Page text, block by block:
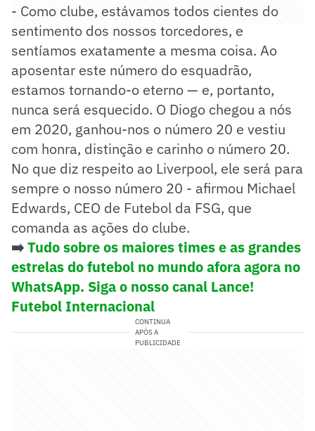
- Como clube, estávamos todos cientes do
sentimento dos nossos torcedores, e
sentíamos exatamente a mesma coisa. Ao
aposentar este número do esquadrão,
estamos tornando-o eterno — e, portanto,
nunca será esquecido. O Diogo chegou a nós
em 2020, ganhou-nos o número 20 e vestiu
com honra, distinção e carinho o número 20.
No que diz respeito ao Liverpool, ele será para
sempre o nosso número 20 - afirmou Michael
Edwards, CEO de Futebol da FSG, que
comanda as ações do clube.
➡️Tudo sobre os maiores times e as grandes
estrelas do futebol no mundo afora agora no
WhatsApp. Siga o nosso canal Lance!
Futebol Internacional
CONTINUA
APÓS A
PUBLICIDADE